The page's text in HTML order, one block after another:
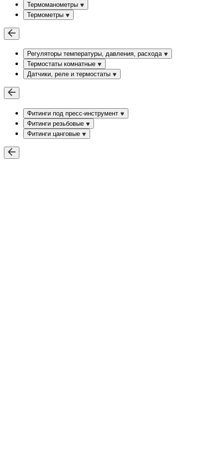
Термоманометры
Термометры
Регуляторы температуры, давления, расхода
Термостаты комнатные
Датчики, реле и термостаты
Фитинги под пресс-инструмент
Фитинги резьбовые
Фитинги цанговые